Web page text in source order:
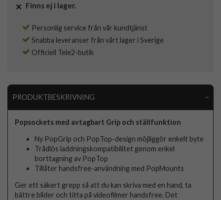
Finns ej i lager.
Personlig service från vår kundtjänst
Snabba leveranser från vårt lager i Sverige
Officiell Tele2-butik
PRODUKTBESKRIVNING
Popsockets med avtagbart Grip och ställfunktion
Ny PopGrip och PopTop-design möjliggör enkelt byte
Trådlös laddningskompatibilitet genom enkel
borttagning av PopTop
Tillåter handsfree-användning med PopMounts
Ger ett säkert grepp så att du kan skriva med en hand, ta
bättre bilder och titta på videofilmer handsfree. Det